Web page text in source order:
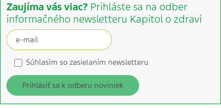
Zaujíma vás viac? Prihláste sa na odber
informačného newsletteru Kapitol o zdraví
Súhlasím so zasielaním newsletteru
Prihlásiť sa k odberu noviniek